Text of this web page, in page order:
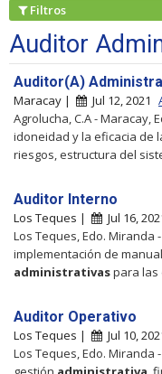
Filtros
Auditor
Auditor(A)
Maracay | Jul 12, 2021
Agrolucha, C.A - Maracay,
idoneidad y la eficacia de
riesgos, estructura del
Auditor Interno
Los Teques |
Jul 16,
Los Teques, Edo. Miranda
implementación de
administrativaspara las
Auditor Operativo
Los Teques |
Jul 10,
Los Teques, Edo. Miranda